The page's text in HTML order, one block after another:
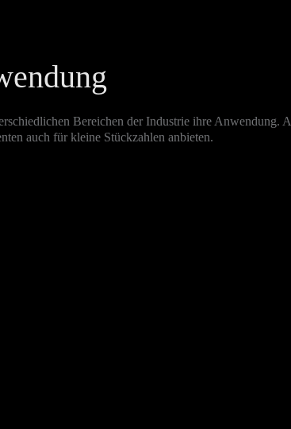
Bereichen der Industrie ihre
auch für kleine Stückzahlen anbieten.